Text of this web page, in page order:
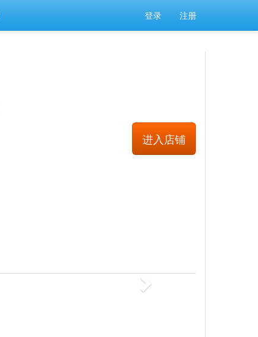
登录 注册
进入店铺